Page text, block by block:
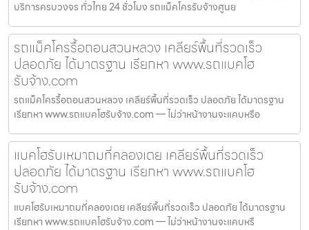
บริการครบวงจร ทั่วไทย 24 ชั่วโมง รถแม็คโครรับจ้างศูนย
รถแม็คโครรื้อถอนสวนหลวง เคลียร์พื้นที่รวดเร็ว
ปลอดภัย ได้มาตรฐาน เรียกหา www.รถแบคโฮ
รับจ้าง.com
รถแม็คโครรื้อถอนสวนหลวง เคลียร์พื้นที่รวดเร็ว ปลอดภัย ได้มาตรฐาน
เรียกหา www.รถแบคโฮรับจ้าง.com — ไม่ว่าหน้างานจะแคบหรือ
แบคโฮรับเหมาถมที่คลองเตย เคลียร์พื้นที่รวดเร็ว
ปลอดภัย ได้มาตรฐาน เรียกหา www.รถแบคโฮ
รับจ้าง.com
แบคโฮรับเหมาถมที่คลองเตย เคลียร์พื้นที่รวดเร็ว ปลอดภัย ได้มาตรฐาน
เรียกหา www.รถแบคโฮรับจ้าง.com — ไม่ว่าหน้างานจะแคบหรื